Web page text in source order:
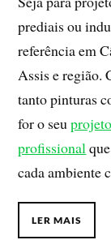
prediais ou
referência em
Assis e região.
tanto pinturas
for o seuprojeto
profissional
cada ambiente
LER MAIS